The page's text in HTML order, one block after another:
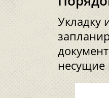
Укладку
несущие